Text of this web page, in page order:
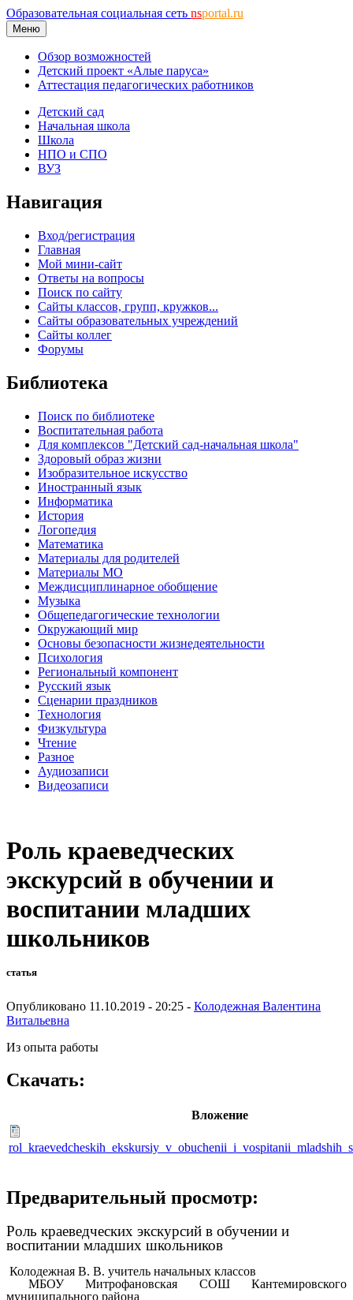
Образовательная социальная сеть nsportal.ru
Меню
Обзор возможностей
Детский проект «Алые паруса»
Аттестация педагогических работников
Детский сад
Начальная школа
Школа
НПО и СПО
ВУЗ
Навигация
Вход/регистрация
Главная
Мой мини-сайт
Ответы на вопросы
Поиск по сайту
Сайты классов, групп, кружков...
Сайты образовательных учреждений
Сайты коллег
Форумы
Библиотека
Поиск по библиотеке
Воспитательная работа
Для комплексов "Детский сад-начальная школа"
Здоровый образ жизни
Изобразительное искусство
Иностранный язык
Информатика
История
Логопедия
Математика
Материалы для родителей
Материалы МО
Междисциплинарное обобщение
Музыка
Общепедагогические технологии
Окружающий мир
Основы безопасности жизнедеятельности
Психология
Региональный компонент
Русский язык
Сценарии праздников
Технология
Физкультура
Чтение
Разное
Аудиозаписи
Видеозаписи
Роль краеведческих
экскурсий в обучении и
воспитании младших
школьников
статья
Опубликовано 11.10.2019 - 20:25 - Колодежная Валентина
Витальевна
Из опыта работы
Скачать:
Вложение
Предварительный просмотр:
Роль краеведческих экскурсий в обучении и
воспитании младших школьников
Колодежная В. В. учитель начальных классов
МБОУ Митрофановская СОШ Кантемировского
муниципального района